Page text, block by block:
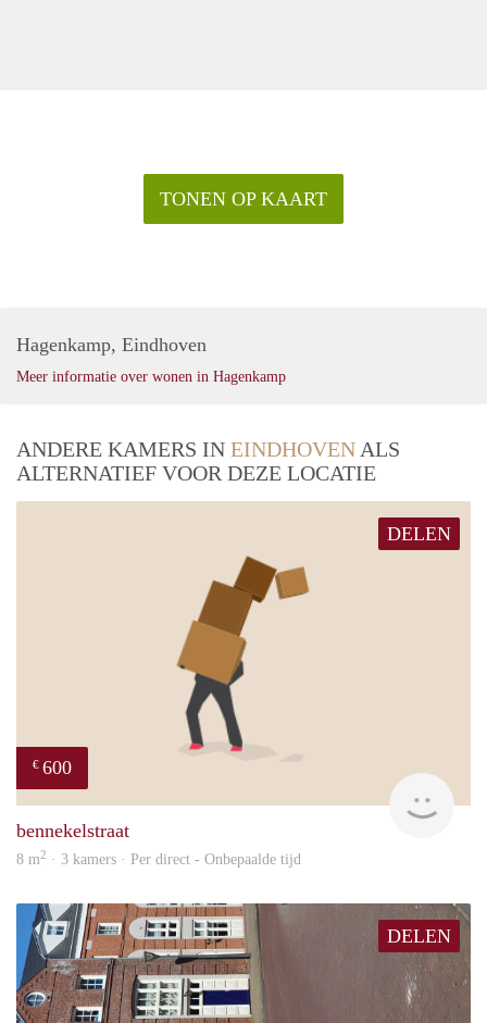
TONEN OP KAART
Hagenkamp, Eindhoven
Meer informatie over wonen in Hagenkamp
ANDERE KAMERS IN EINDHOVEN ALS
ALTERNATIEF VOOR DEZE LOCATIE
DELEN
€ 600
bennekelstraat
8 m2 · 3 kamers · Per direct - Onbepaalde tijd
DELEN